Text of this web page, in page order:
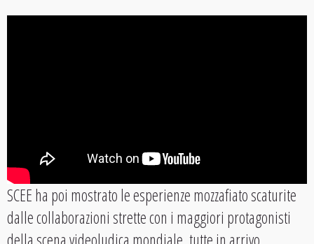
SCEE ha poi mostrato le esperienze mozzafiato scaturite
dalle collaborazioni strette con i maggiori protagonisti
della scena videoludica mondiale, tutte in arrivo